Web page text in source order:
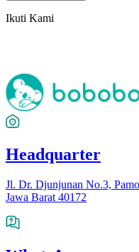
Ikuti Kami
Headquarter
Jl. Dr. Djunjunan No.3,
Jawa Barat 40172